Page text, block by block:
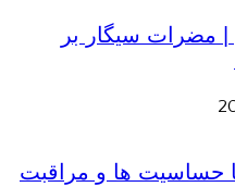
مضرات سیگار بر
حساسیت ها و مراقبت